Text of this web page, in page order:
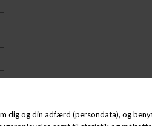
hvis du lægger din ordre